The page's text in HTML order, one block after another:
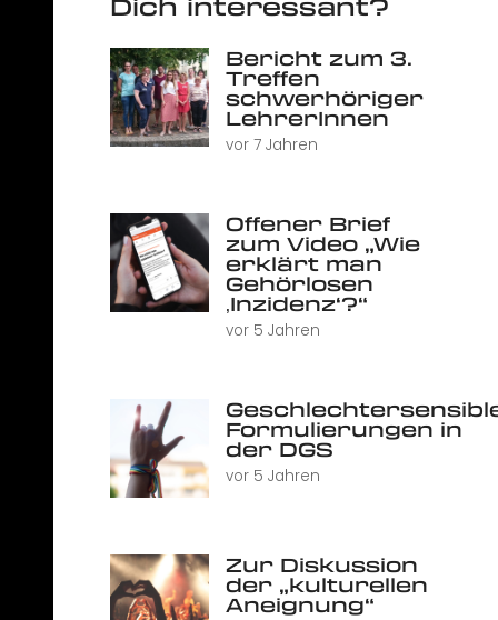
Dich interessant?
Bericht zum 3.
Treffen
schwerhöriger
LehrerInnen
vor 7 Jahren
Offener Brief
zum Video „Wie
erklärt man
Gehörlosen
‚Inzidenz‘?“
vor 5 Jahren
Formulierungen in
der DGS
vor 5 Jahren
Zur Diskussion
der „kulturellen
Aneignung“